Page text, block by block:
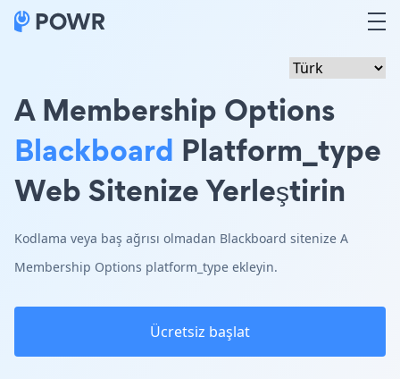
A Membership Options
Blackboard Platform_type
Web Sitenize Yerleştirin
Kodlama veya baş ağrısı olmadan Blackboard sitenize A
Membership Options platform_type ekleyin.
Ücretsiz başlat